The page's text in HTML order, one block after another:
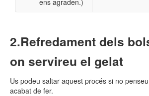
​Refredament dels
on servireu el gelat
Us podeu saltar aquest procés si no
acabat de fer.